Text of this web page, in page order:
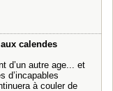
calendes
d’un autre age... et
d’incapables
à couler de